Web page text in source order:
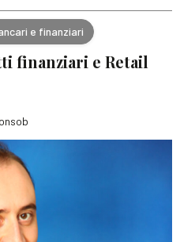
e finanziari
finanziari e Retail